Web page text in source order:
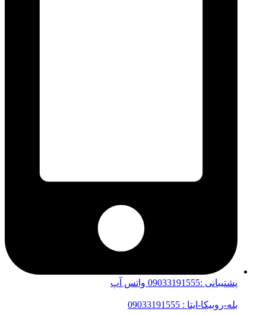
پشتیبانی :09033191555 واتس آپ
بله-روبیکا-ایتا : 09033191555